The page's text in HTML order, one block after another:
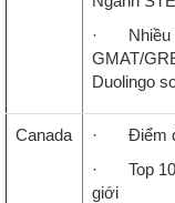
· Nhiều
GMAT/
Duolingo
Canada
· Điểm
· Top 10
giới